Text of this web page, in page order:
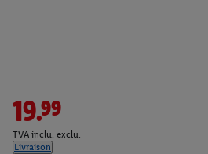
19.99
TVA inclu. exclu.
Livraison